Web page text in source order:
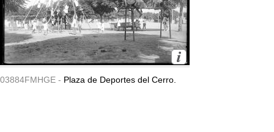
03884FMHGE - Plaza de Deportes del Cerro.